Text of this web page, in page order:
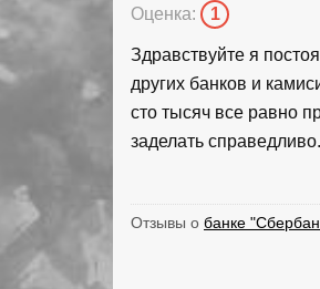
Оценка: 1
Здравствуйте я
других банков и
сто тысяч все равно
заделать
Отзывы о банке